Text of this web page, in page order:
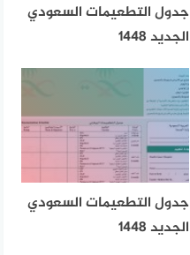
جدول التطعيمات السعودي
الجديد 1448
جدول التطعيمات السعودي
الجديد 1448